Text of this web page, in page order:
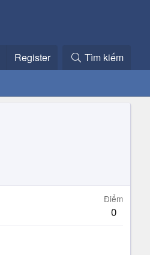
Register Tìm kiếm
Điểm
0